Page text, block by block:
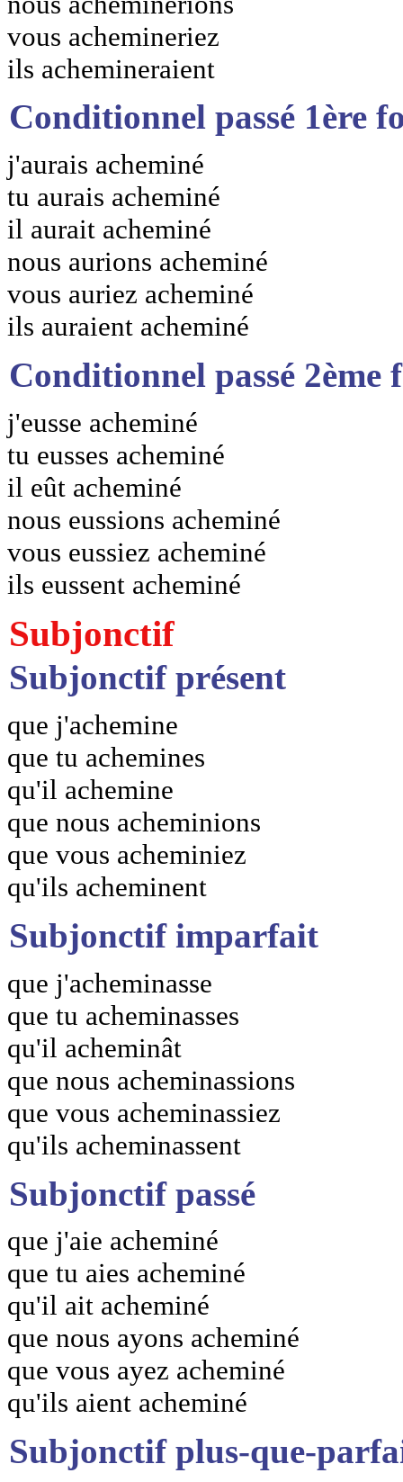
vous achemineriez
ils achemineraient
Conditionnel passé 1ère
j'aurais acheminé
tu aurais acheminé
il aurait acheminé
nous aurions acheminé
vous auriez acheminé
ils auraient acheminé
Conditionnel passé 2ème
j'eusse acheminé
tu eusses acheminé
il eût acheminé
nous eussions acheminé
vous eussiez acheminé
ils eussent acheminé
Subjonctif
Subjonctif présent
que j'achemine
que tu achemines
qu'il achemine
que nous acheminions
que vous acheminiez
qu'ils acheminent
Subjonctif imparfait
que j'acheminasse
que tu acheminasses
qu'il acheminât
que nous acheminassions
que vous acheminassiez
qu'ils acheminassent
Subjonctif passé
que j'aie acheminé
que tu aies acheminé
qu'il ait acheminé
que nous ayons acheminé
que vous ayez acheminé
qu'ils aient acheminé
Subjonctif plus-que-